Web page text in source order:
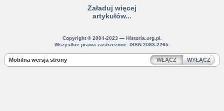
Załaduj więcej
artykułów...
Copyright © 2004-2023 — Historia.org.pl.
Wszystkie prawa zastrzeżone. ISSN 2083-2265.
Mobilna wersja strony WŁĄCZ WYŁĄCZ